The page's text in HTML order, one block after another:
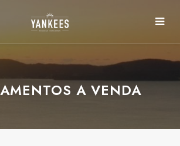
A VENDA